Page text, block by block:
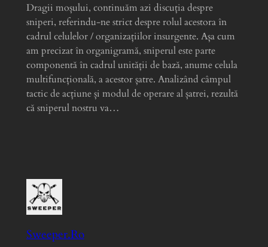
Dragii moșului, continuăm azi discuția despre
sniperi, referindu-ne strict despre rolul acestora în
cadrul celulelor / organizațiilor insurgente. Așa cum
am precizat în organigramă, sniperul este parte
componentă în cadrul unității de bază, anume celula
multifuncțională, a acestor șatre. Analizând câmpul
tactic de acțiune și modul de operare al șatrei, rezultă
că sniperul nostru va…
Sweeper.Ro